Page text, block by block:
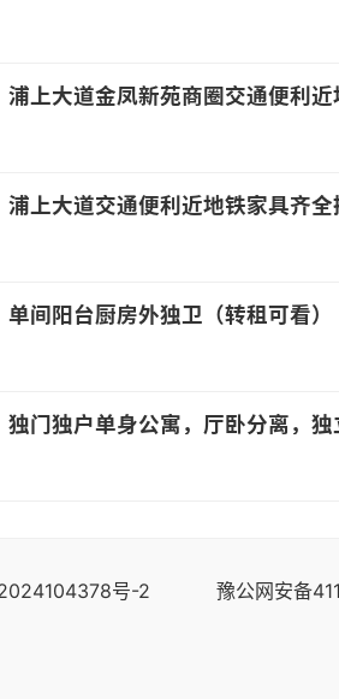
浦上大道金凤新苑商圈交通便利近地
浦上大道交通便利近地铁家具齐
单间阳台厨房外独卫（转租可看）
独门独户单身公寓，厅卧分离，
号-2 豫公网安备